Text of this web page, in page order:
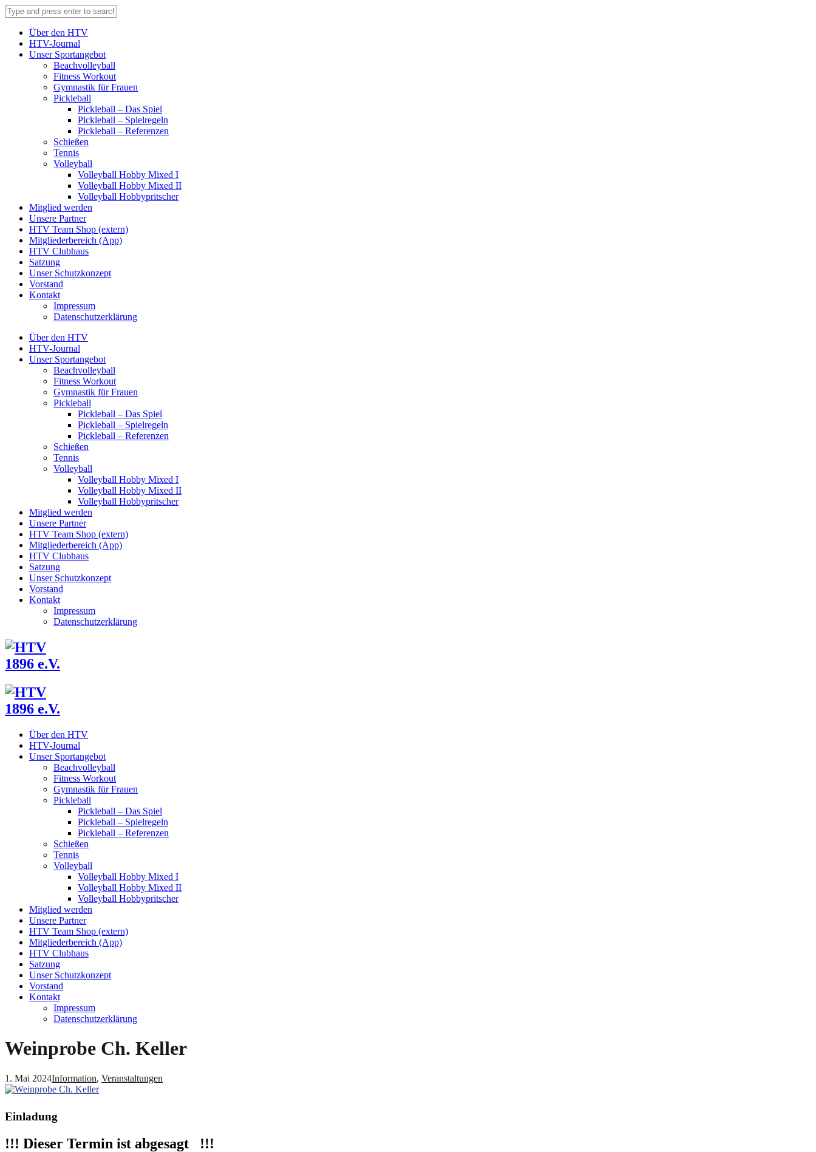
Über den HTV
HTV-Journal
Unser Sportangebot
Beachvolleyball
Fitness Workout
Gymnastik für Frauen
Pickleball
Pickleball – Das Spiel
Pickleball – Spielregeln
Pickleball – Referenzen
Schießen
Tennis
Volleyball
Volleyball Hobby Mixed I
Volleyball Hobby Mixed II
Volleyball Hobbypritscher
Mitglied werden
Unsere Partner
HTV Team Shop (extern)
Mitgliederbereich (App)
HTV Clubhaus
Satzung
Unser Schutzkonzept
Vorstand
Kontakt
Impressum
Datenschutzerklärung
Über den HTV
HTV-Journal
Unser Sportangebot
Beachvolleyball
Fitness Workout
Gymnastik für Frauen
Pickleball
Pickleball – Das Spiel
Pickleball – Spielregeln
Pickleball – Referenzen
Schießen
Tennis
Volleyball
Volleyball Hobby Mixed I
Volleyball Hobby Mixed II
Volleyball Hobbypritscher
Mitglied werden
Unsere Partner
HTV Team Shop (extern)
Mitgliederbereich (App)
HTV Clubhaus
Satzung
Unser Schutzkonzept
Vorstand
Kontakt
Impressum
Datenschutzerklärung
Über den HTV
HTV-Journal
Unser Sportangebot
Beachvolleyball
Fitness Workout
Gymnastik für Frauen
Pickleball
Pickleball – Das Spiel
Pickleball – Spielregeln
Pickleball – Referenzen
Schießen
Tennis
Volleyball
Volleyball Hobby Mixed I
Volleyball Hobby Mixed II
Volleyball Hobbypritscher
Mitglied werden
Unsere Partner
HTV Team Shop (extern)
Mitgliederbereich (App)
HTV Clubhaus
Satzung
Unser Schutzkonzept
Vorstand
Kontakt
Impressum
Datenschutzerklärung
Weinprobe Ch. Keller
1. Mai 2024Information, Veranstaltungen
Einladung
!!! Dieser Termin ist abgesagt !!!